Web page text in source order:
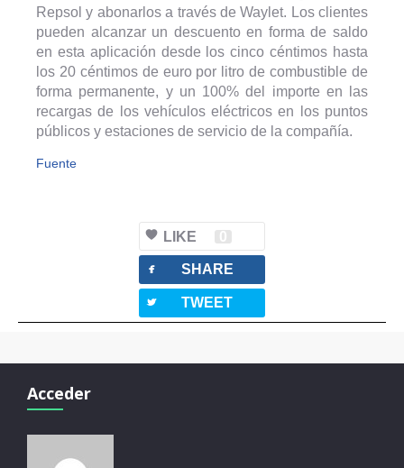
Repsol y abonarlos a través de Waylet. Los clientes
pueden alcanzar un descuento en forma de saldo
en esta aplicación desde los cinco céntimos hasta
los 20 céntimos de euro por litro de combustible de
forma permanente, y un 100% del importe en las
recargas de los vehículos eléctricos en los puntos
públicos y estaciones de servicio de la compañía.
Fuente
LIKE 0
facebook SHARE
twitterbird TWEET
Acceder